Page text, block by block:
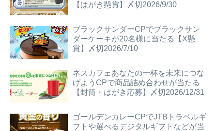
【はがき懸賞】〆切2026/9/30
ブラックサンダーCPでブラックサン
ダーケーキが20名様に当たる【X懸
賞】〆切2026/7/10
ネスカフェあなたの一杯を未来につな
げようCPで商品詰め合わせが当たる
【封筒・はがき応募】〆切2026/12/31
ゴールデンカレーCPでJTBトラベルギ
フトや選べるデジタルギフトなどが当